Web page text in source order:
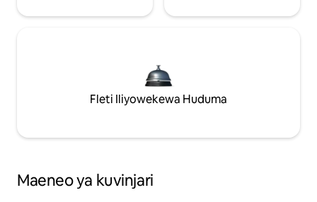
Fleti Iliyowekewa Huduma
Maeneo ya kuvinjari